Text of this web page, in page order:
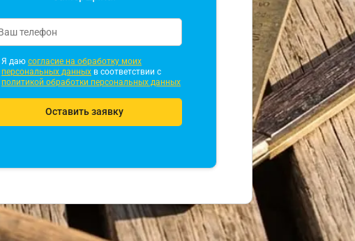
Я даю согласие на обработку моих
персональных данных в соответствии с
политикой обработки персональных данных
Оставить заявку